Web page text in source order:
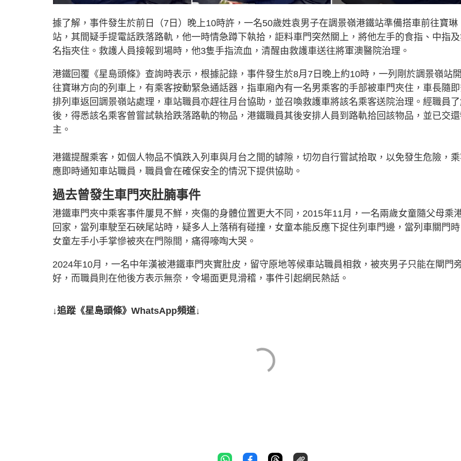
據了解，事件發生於前日（7日）晚上10時許，一名50歲姓袁男子在調景嶺港鐵站準備搭車前往寶琳
站，其間疑手提電話跌落路軌，他一時情急蹲下執拾，詎料車門突然關上，將他左手的食指、中指
名指夾住。救護人員接報到場時，他3隻手指流血，清醒由救護車送往將軍澳醫院治理。
港鐵回覆《星島頭條》查詢時表示，根據記錄，事件發生於8月7日晚上約10時，一列剛於調景嶺站
往寶琳方向的列車上，有乘客按動緊急通話器，指車廂內有一名男乘客的手部被車門夾住，車長隨
排列車返回調景嶺站處理，車站職員亦趕往月台協助，並召喚救護車將該名乘客送院治理。經職員
後，得悉該名乘客曾嘗試執拾跌落路軌的物品，港鐵職員其後安排人員到路軌拾回該物品，並已交
主。
港鐵提醒乘客，如個人物品不慎跌入列車與月台之間的罅隙，切勿自行嘗試拾取，以免發生危險，
應即時通知車站職員，職員會在確保安全的情況下提供協助。
過去曾發生車門夾肚腩事件
港鐵車門夾中乘客事件屢見不鮮，夾傷的身體位置更大不同，2015年11月，一名兩歲女童隨父母乘
回家，當列車駛至石硤尾站時，疑多人上落稍有碰撞，女童本能反應下捉住列車門邊，當列車關門
女童左手小手掌慘被夾在門隙間，痛得嚎啕大哭。
2024年10月，一名中年漢被港鐵車門夾實肚皮，留守原地等候車站職員相救，被夾男子只能在閘門
好，而職員則在他後方表示無奈，令場面更見滑稽，事件引起網民熱話。
↓追蹤《星島頭條》WhatsApp頻道↓